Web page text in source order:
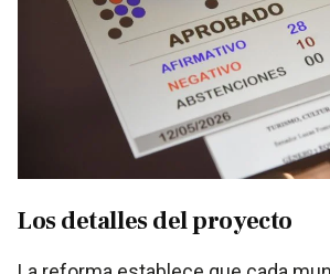
Los detalles del proyecto